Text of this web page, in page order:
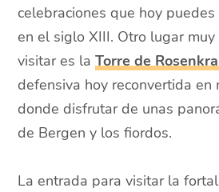
celebraciones que hoy
en el siglo XIII. Otro lugar
visitar es laTorre de
defensiva hoy reconvertida en
donde disfrutar de unas
de Bergen y los fiordos.
La entrada para visitar la